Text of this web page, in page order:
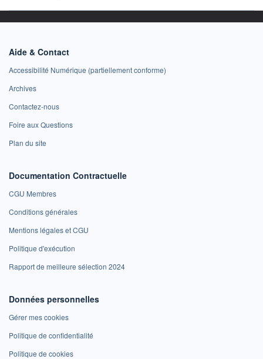
Aide & Contact
Accessibilité Numérique (partiellement conforme)
Archives
Contactez-nous
Foire aux Questions
Plan du site
Documentation Contractuelle
CGU Membres
Conditions générales
Mentions légales et CGU
Politique d'exécution
Rapport de meilleure sélection 2024
Données personnelles
Gérer mes cookies
Politique de confidentialité
Politique de cookies